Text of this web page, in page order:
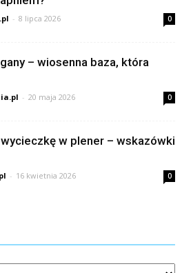
- 8 lipca 2026 0
– wiosenna baza, która
- 20 maja 2026 0
w plener – wskazówki
- 16 kwietnia 2026 0